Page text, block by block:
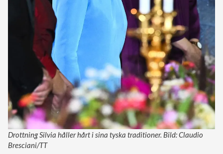
Drottning Silvia håller hårt i sina tyska traditioner. Bild: Claudio
Bresciani/TT